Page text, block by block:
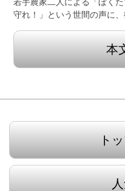
守れ！」という世間の声に
本
ト